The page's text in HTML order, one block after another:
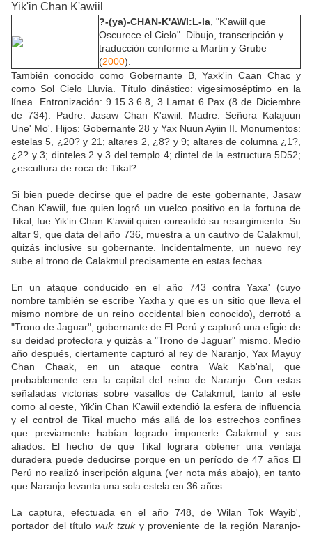
Yik'in Chan K'awiil
?-(ya)-CHAN-K'AWI:L-la , "K'awiil que
Oscurece el Cielo". Dibujo, transcripción y
traducción conforme a Martin y Grube
(2000).
También conocido como Gobernante B, Yaxk'in Caan Chac y
como Sol Cielo Lluvia. Título dinástico: vigesimoséptimo en la
línea. Entronización: 9.15.3.6.8, 3 Lamat 6 Pax (8 de Diciembre
de 734). Padre: Jasaw Chan K'awiil. Madre: Señora Kalajuun
Une' Mo'. Hijos: Gobernante 28 y Yax Nuun Ayiin II. Monumentos:
estelas 5, ¿20? y 21; altares 2, ¿8? y 9; altares de columna ¿1?,
¿2? y 3; dinteles 2 y 3 del templo 4; dintel de la estructura 5D52;
¿escultura de roca de Tikal?
Si bien puede decirse que el padre de este gobernante, Jasaw
Chan K'awiil, fue quien logró un vuelco positivo en la fortuna de
Tikal, fue Yik'in Chan K'awiil quien consolidó su resurgimiento. Su
altar 9, que data del año 736, muestra a un cautivo de Calakmul,
quizás inclusive su gobernante. Incidentalmente, un nuevo rey
sube al trono de Calakmul precisamente en estas fechas.
En un ataque conducido en el año 743 contra Yaxa' (cuyo
nombre también se escribe Yaxha y que es un sitio que lleva el
mismo nombre de un reino occidental bien conocido), derrotó a
"Trono de Jaguar", gobernante de El Perú y capturó una efigie de
su deidad protectora y quizás a "Trono de Jaguar" mismo. Medio
año después, ciertamente capturó al rey de Naranjo, Yax Mayuy
Chan Chaak, en un ataque contra Wak Kab'nal, que
probablemente era la capital del reino de Naranjo. Con estas
señaladas victorias sobre vasallos de Calakmul, tanto al este
como al oeste, Yik'in Chan K'awiil extendió la esfera de influencia
y el control de Tikal mucho más allá de los estrechos confines
que previamente habían logrado imponerle Calakmul y sus
aliados. El hecho de que Tikal lograra obtener una ventaja
duradera puede deducirse porque en un período de 47 años El
Perú no realizó inscripción alguna (ver nota más abajo), en tanto
que Naranjo levanta una sola estela en 36 años.
La captura, efectuada en el año 748, de Wilan Tok Wayib',
portador del títulowuk tzuky proveniente de la región Naranjo-